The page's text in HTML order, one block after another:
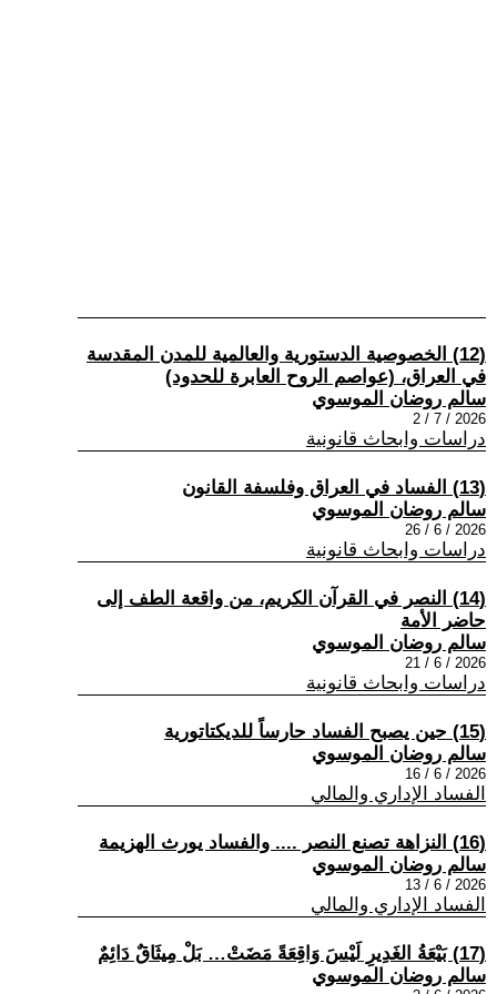
(12) الخصوصية الدستورية والعالمية للمدن المقدسة
في العراق، (عواصم الروح العابرة للحدود)
سالم روضان الموسوي
2026 / 7 / 2
دراسات وابحاث قانونية
(13) الفساد في العراق وفلسفة القانون
سالم روضان الموسوي
2026 / 6 / 26
دراسات وابحاث قانونية
(14) النصر في القرآن الكريم، من واقعة الطف إلى
حاضر الأمة
سالم روضان الموسوي
2026 / 6 / 21
دراسات وابحاث قانونية
(15) حين يصبح الفساد حارساً للديكتاتورية
سالم روضان الموسوي
2026 / 6 / 16
الفساد الإداري والمالي
(16) النزاهة تصنع النصر .... والفساد يورث الهزيمة
سالم روضان الموسوي
2026 / 6 / 13
الفساد الإداري والمالي
(17) بَيْعَةُ الغَدِيرِ لَيْسَ وَاقِعَةً مَضَتْ… بَلْ مِيثَاقٌ دَائِمٌ
سالم روضان الموسوي